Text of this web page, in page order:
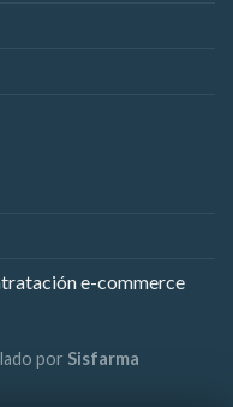
e-commerce
por Sisfarma